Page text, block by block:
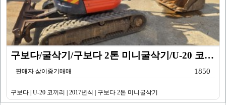
구보다/굴삭기/구보다 2톤 미니굴삭기/U-20 코끼리/…
판매자 삼이중기매매 1850
구보다 | U-20 코끼리 | 2017년식 | 구보다 2톤 미니굴삭기